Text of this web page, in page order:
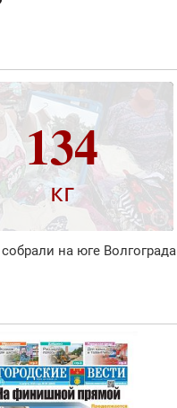
134
кг
на юге Волгограда